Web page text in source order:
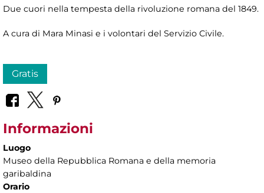
Due cuori nella tempesta della rivoluzione romana del 1849.
A cura di Mara Minasi e i volontari del Servizio Civile.
Gratis
Informazioni
Luogo
Museo della Repubblica Romana e della memoria
garibaldina
Orario